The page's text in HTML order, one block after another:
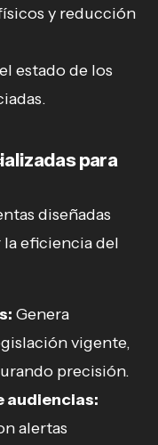
y reducción
estado de los
para
diseñadas
eficiencia del
Genera
vigente,
precisión.
audiencias:
alertas